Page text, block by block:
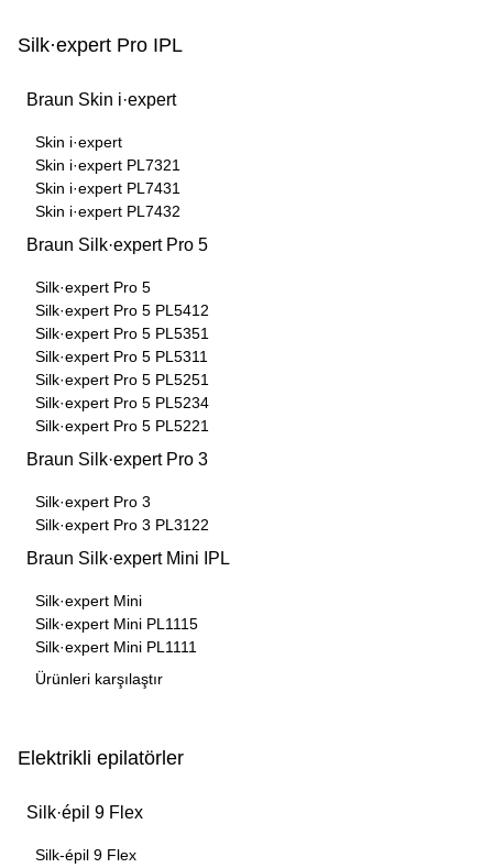
Silk·expert Pro IPL
Braun Skin i·expert
Skin i·expert
Skin i·expert PL7321
Skin i·expert PL7431
Skin i·expert PL7432
Braun Silk·expert Pro 5
Silk·expert Pro 5
Silk·expert Pro 5 PL5412
Silk·expert Pro 5 PL5351
Silk·expert Pro 5 PL5311
Silk·expert Pro 5 PL5251
Silk·expert Pro 5 PL5234
Silk·expert Pro 5 PL5221
Braun Silk·expert Pro 3
Silk·expert Pro 3
Silk·expert Pro 3 PL3122
Braun Silk·expert Mini IPL
Silk·expert Mini
Silk·expert Mini PL1115
Silk·expert Mini PL1111
Ürünleri karşılaştır
Elektrikli epilatörler
Silk·épil 9 Flex
Silk-épil 9 Flex